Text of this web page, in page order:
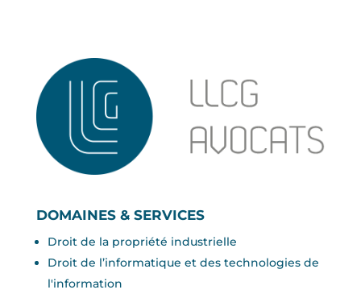
DOMAINES & SERVICES
Droit de la propriété industrielle
Droit de l’informatique et des technologies de
l'information